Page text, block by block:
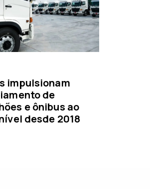
impulsionam
de
e ônibus ao
desde 2018